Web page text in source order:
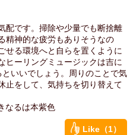
配です。掃除や少量でも断捨離
精神的な疲労もありそうなの
せる環境へと自らを置くように
ヒーリングミュージックは吉に
いいでしょう。周りのことで気
止をして、気持ちを切り替えて
なるは本紫色
Like（1）